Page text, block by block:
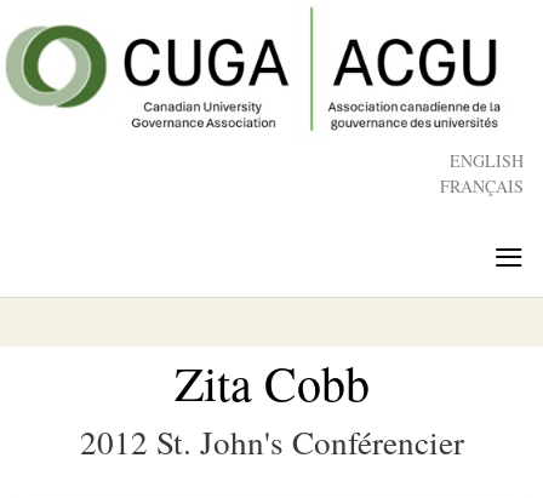
to
main
content
ENGLISH
FRANÇAIS
≡
Zita Cobb
2012 St. John's Conférencier